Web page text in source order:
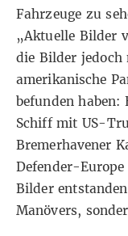
Fahrzeuge zu
„Aktuelle Bilder
die Bilder
amerikanische
befunden haben:
Schiffmit US-
Bremerhavener
Defender-Europe
Bilder
Manövers,